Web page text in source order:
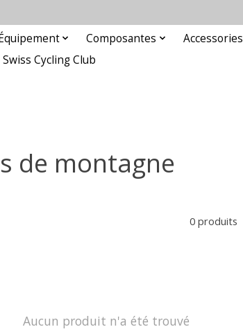
Composantes Accessories
Cycling Club
de montagne
0 produits
Aucun produit n'a été trouvé